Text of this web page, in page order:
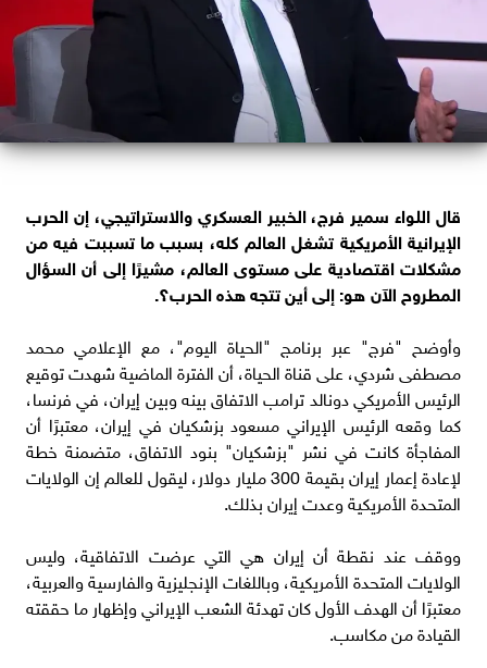
قال اللواء سمير فرج، الخبير العسكري والاستراتيجي، إن الحرب
الإيرانية الأمريكية تشغل العالم كله، بسبب ما تسببت فيه من
مشكلات اقتصادية على مستوى العالم، مشيرًا إلى أن السؤال
المطروح الآن هو: إلى أين تتجه هذه الحرب؟.
وأوضح "فرج" عبر برنامج "الحياة اليوم"، مع الإعلامي محمد
مصطفى شردي، على قناة الحياة، أن الفترة الماضية شهدت توقيع
الرئيس الأمريكي دونالد ترامب الاتفاق بينه وبين إيران، في فرنسا،
كما وقعه الرئيس الإيراني مسعود بزشكيان في إيران، معتبرًا أن
المفاجأة كانت في نشر "بزشكيان" بنود الاتفاق، متضمنة خطة
لإعادة إعمار إيران بقيمة 300 مليار دولار، ليقول للعالم إن الولايات
المتحدة الأمريكية وعدت إيران بذلك.
ووقف عند نقطة أن إيران هي التي عرضت الاتفاقية، وليس
الولايات المتحدة الأمريكية، وباللغات الإنجليزية والفارسية والعربية،
معتبرًا أن الهدف الأول كان تهدئة الشعب الإيراني وإظهار ما حققته
القيادة من مكاسب.